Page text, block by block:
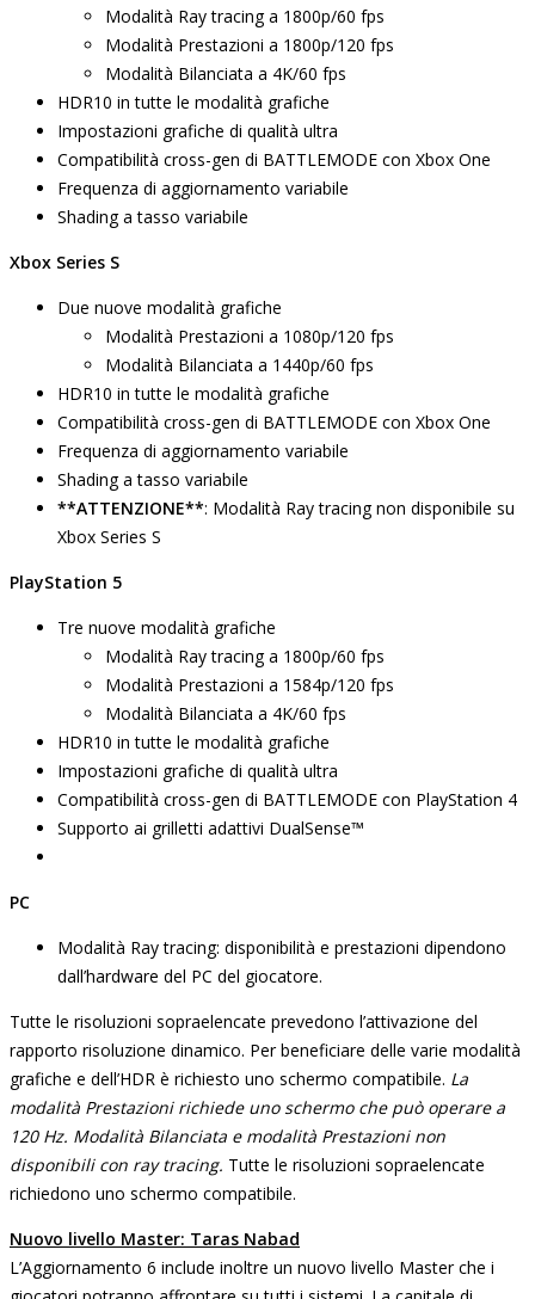
Modalità Ray tracing a 1800p/60 fps
Modalità Prestazioni a 1800p/120 fps
Modalità Bilanciata a 4K/60 fps
HDR10 in tutte le modalità grafiche
Impostazioni grafiche di qualità ultra
Compatibilità cross-gen di BATTLEMODE con Xbox One
Frequenza di aggiornamento variabile
Shading a tasso variabile
Xbox Series S
Due nuove modalità grafiche
Modalità Prestazioni a 1080p/120 fps
Modalità Bilanciata a 1440p/60 fps
HDR10 in tutte le modalità grafiche
Compatibilità cross-gen di BATTLEMODE con Xbox One
Frequenza di aggiornamento variabile
Shading a tasso variabile
**ATTENZIONE**: Modalità Ray tracing non disponibile su
Xbox Series S
PlayStation 5
Tre nuove modalità grafiche
Modalità Ray tracing a 1800p/60 fps
Modalità Prestazioni a 1584p/120 fps
Modalità Bilanciata a 4K/60 fps
HDR10 in tutte le modalità grafiche
Impostazioni grafiche di qualità ultra
Compatibilità cross-gen di BATTLEMODE con PlayStation 4
Supporto ai grilletti adattivi DualSense™
PC
Modalità Ray tracing: disponibilità e prestazioni dipendono
dall’hardware del PC del giocatore.
Tutte le risoluzioni sopraelencate prevedono l’attivazione del
rapporto risoluzione dinamico. Per beneficiare delle varie modalità
grafiche e dell’HDR è richiesto uno schermo compatibile. La
modalità Prestazioni richiede uno schermo che può operare a
120 Hz. Modalità Bilanciata e modalità Prestazioni non
disponibili con ray tracing. Tutte le risoluzioni sopraelencate
richiedono uno schermo compatibile.
Nuovo livello Master: Taras Nabad
L’Aggiornamento 6 include inoltre un nuovo livello Master che i